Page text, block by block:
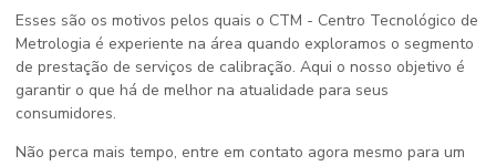
Esses são os motivos pelos quais o CTM - Centro Tecnológico de
Metrologia é experiente na área quando exploramos o segmento
de prestação de serviços de calibração. Aqui o nosso objetivo é
garantir o que há de melhor na atualidade para seus
consumidores.
Não perca mais tempo, entre em contato agora mesmo para um